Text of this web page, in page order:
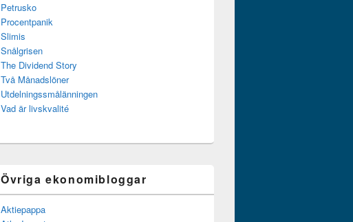
Petrusko
Procentpanik
Slimis
Snålgrisen
The Dividend Story
Två Månadslöner
Utdelningssmålänningen
Vad är livskvalité
Övriga ekonomibloggar
Aktiepappa